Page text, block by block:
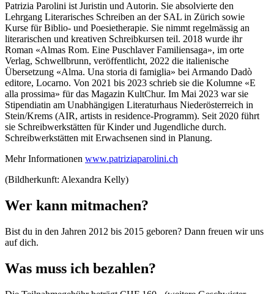
Patrizia Parolini ist Juristin und Autorin. Sie absolvierte den
Lehrgang Literarisches Schreiben an der SAL in Zürich sowie
Kurse für Biblio- und Poesietherapie. Sie nimmt regelmässig an
literarischen und kreativen Schreibkursen teil. 2018 wurde ihr
Roman «Almas Rom. Eine Puschlaver Familiensaga», im orte
Verlag, Schwellbrunn, veröffentlicht, 2022 die italienische
Übersetzung «Alma. Una storia di famiglia» bei Armando Dadò
editore, Locarno. Von 2021 bis 2023 schrieb sie die Kolumne «E
alla prossima» für das Magazin KultChur. Im Mai 2023 war sie
Stipendiatin am Unabhängigen Literaturhaus Niederösterreich in
Stein/Krems (AIR, artists in residence-Programm). Seit 2020 führt
sie Schreibwerkstätten für Kinder und Jugendliche durch.
Schreibwerkstätten mit Erwachsenen sind in Planung.
Mehr Informationen www.patriziaparolini.ch
(Bildherkunft: Alexandra Kelly)
Wer kann mitmachen?
Bist du in den Jahren 2012 bis 2015 geboren? Dann freuen wir uns
auf dich.
Was muss ich bezahlen?